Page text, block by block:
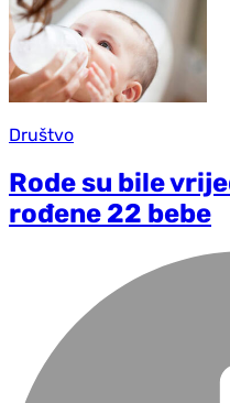
Društvo
Rode su bile
rođene 22 bebe